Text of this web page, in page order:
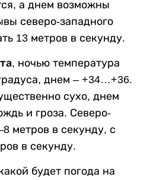
а днем возможны
северо-западного
13 метров в секунду.
ночью температура
днем – +34…+36.
сухо, днем
и гроза. Северо-
метров в секунду, с
в секунду.
будет погода на